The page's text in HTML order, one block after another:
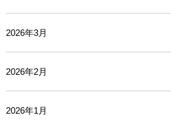
2026年3月
2026年2月
2026年1月